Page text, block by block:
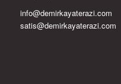
info@demirkayaterazi.com
satis@demirkayaterazi.com